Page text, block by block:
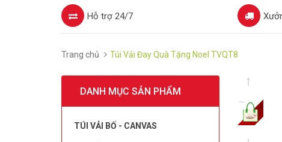
Hỗ trợ 24/7
Trang chủ Túi Vải Đay Quà Tặng Noel TVQT8
DANH MỤC SẢN PHẨM
TÚI VẢI BỐ - CANVAS